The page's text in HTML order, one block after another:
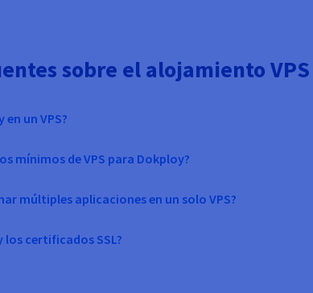
sobre el alojamiento
un VPS?
mínimos de VPS para Dokploy?
múltiples aplicaciones en un solo VPS?
los certificados SSL?